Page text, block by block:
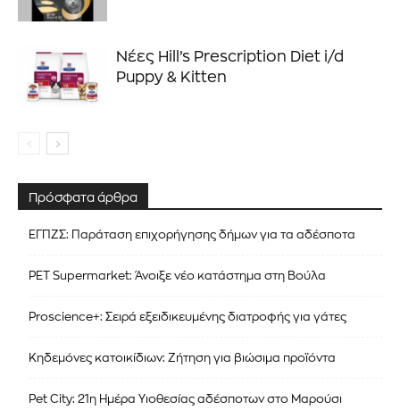
Νέες Hill’s Prescription Diet i/d
Puppy & Kitten
Πρόσφατα άρθρα
ΕΓΠΖΣ: Παράταση επιχορήγησης δήμων για τα αδέσποτα
PET Supermarket: Άνοιξε νέο κατάστημα στη Βούλα
Proscience+: Σειρά εξειδικευμένης διατροφής για γάτες
Κηδεμόνες κατοικίδιων: Ζήτηση για βιώσιμα προϊόντα
Pet City: 21η Ημέρα Υιοθεσίας αδέσποτων στο Μαρούσι